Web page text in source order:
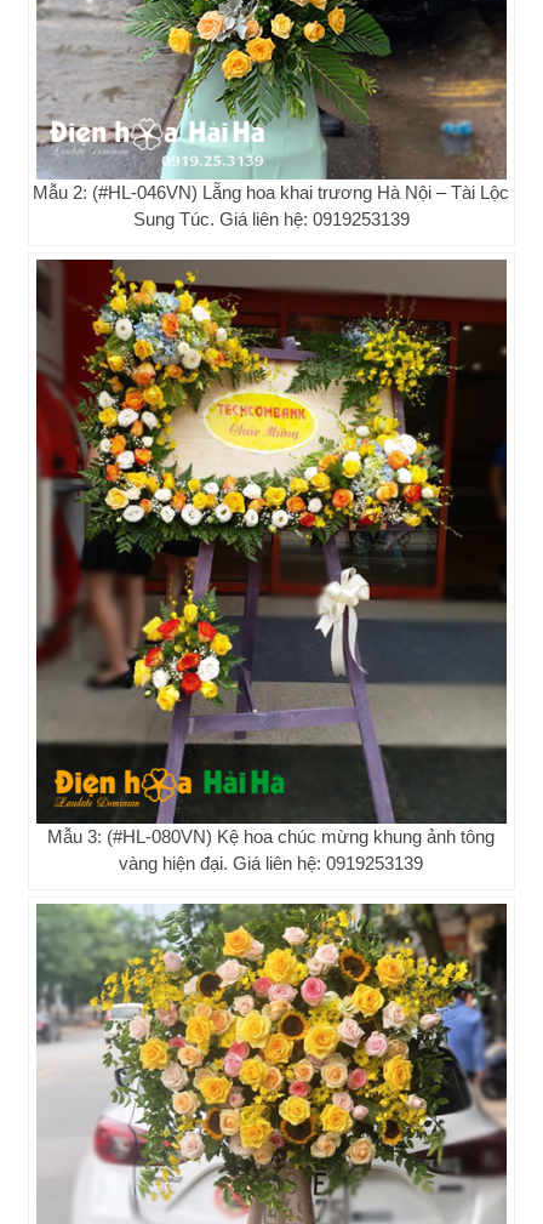
Mẫu 2: (#HL-046VN) Lẵng hoa khai trương Hà Nội – Tài Lộc
Sung Túc. Giá liên hệ: 0919253139
Mẫu 3: (#HL-080VN) Kệ hoa chúc mừng khung ảnh tông
vàng hiện đại. Giá liên hệ: 0919253139